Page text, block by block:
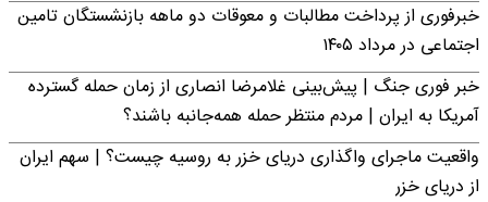
خبرفوری از پرداخت مطالبات و معوقات دو ماهه بازنشستگان تامین
اجتماعی در مرداد ۱۴۰۵
خبر فوری جنگ | پیش‌بینی غلامرضا انصاری از زمان حمله گسترده
آمریکا به ایران | مردم منتظر حمله همه‌جانبه باشند؟
واقعیت ماجرای واگذاری دریای خزر به روسیه چیست؟ | سهم ایران
از دریای خزر